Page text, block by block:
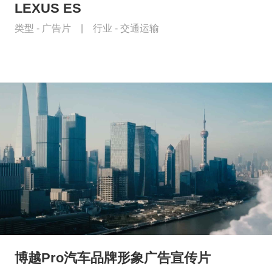
LEXUS ES
类型 - 广告片 行业 - 交通运输
博越Pro汽车品牌形象广告宣传片